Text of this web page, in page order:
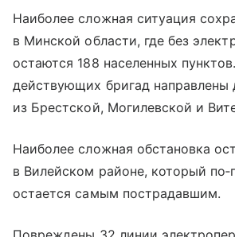
Наиболее сложная ситуация
в Минской области, где без
остаются 188 населенных
действующих бригад направлены
из Брестской, Могилевской и
Наиболее сложная обстановка
в Вилейском районе, который
остается самым пострадавшим.